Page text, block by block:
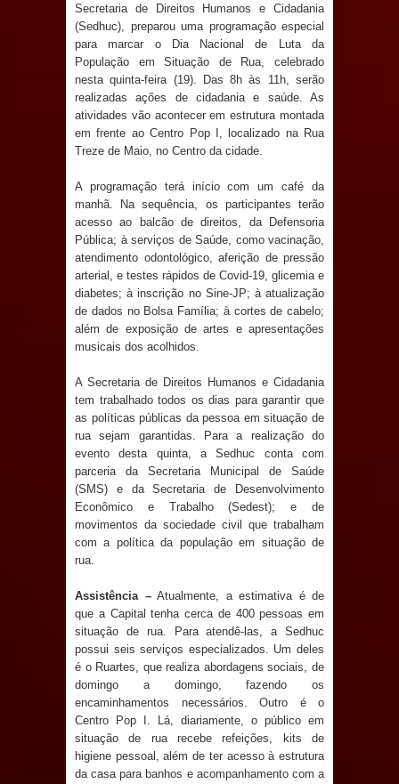
Anjos
O verdadeiro oxigênio do Estado
Democrático de Direito – Bacharela
aborda de maneira inédita no mundo
jurídico brasileiro, temas polêmicos;
Confira!
Prefeitura de Sapé promove
campanha Julho Neon com ações de
conscientização sobre saúde bucal
antecipa pagamento do mês de julho
e aquece economia para Festa de
Santana
Saúde Bucal: Mais de 470 próteses
dentárias já foram entregues pela
Prefeitura de Sapé em 2026
Caldas Brandão: Tradicional Festa de
Santana 2026 será neste sábado (25)
e deve atrair grande público
Nota de pesar: Câmara de Marí
lamenta a morte da ex-vereadora
Secretaria de Direitos Humanos e Cidadania
(Sedhuc), preparou uma programação especial
para marcar o Dia Nacional de Luta da
População em Situação de Rua, celebrado
nesta quinta-feira (19). Das 8h às 11h, serão
realizadas ações de cidadania e saúde. As
atividades vão acontecer em estrutura montada
em frente ao Centro Pop I, localizado na Rua
Treze de Maio, no Centro da cidade.
A programação terá início com um café da
manhã. Na sequência, os participantes terão
acesso ao balcão de direitos, da Defensoria
Pública; à serviços de Saúde, como vacinação,
atendimento odontológico, aferição de pressão
arterial, e testes rápidos de Covid-19, glicemia e
diabetes; à inscrição no Sine-JP; à atualização
de dados no Bolsa Família; à cortes de cabelo;
além de exposição de artes e apresentações
musicais dos acolhidos.
A Secretaria de Direitos Humanos e Cidadania
tem trabalhado todos os dias para garantir que
as políticas públicas da pessoa em situação de
rua sejam garantidas. Para a realização do
evento desta quinta, a Sedhuc conta com
parceria da Secretaria Municipal de Saúde
(SMS) e da Secretaria de Desenvolvimento
Econômico e Trabalho (Sedest); e de
movimentos da sociedade civil que trabalham
com a política da população em situação de
rua.
Assistência –Atualmente, a estimativa é de
que a Capital tenha cerca de 400 pessoas em
situação de rua. Para atendê-las, a Sedhuc
possui seis serviços especializados. Um deles
é o Ruartes, que realiza abordagens sociais, de
domingo a domingo, fazendo os
encaminhamentos necessários. Outro é o
Centro Pop I. Lá, diariamente, o público em
situação de rua recebe refeições, kits de
higiene pessoal, além de ter acesso à estrutura
da casa para banhos e acompanhamento com a